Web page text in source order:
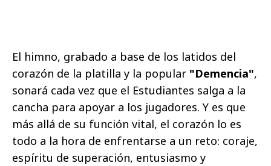
El himno, grabado a base de los latidos del
corazón de la platilla y la popular "Demencia",
sonará cada vez que el Estudiantes salga a la
cancha para apoyar a los jugadores. Y es que
más allá de su función vital, el corazón lo es
todo a la hora de enfrentarse a un reto: coraje,
espíritu de superación, entusiasmo y